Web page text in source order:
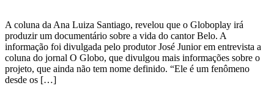
A coluna da Ana Luiza Santiago, revelou que o Globoplay irá
produzir um documentário sobre a vida do cantor Belo. A
informação foi divulgada pelo produtor José Junior em entrevista a
coluna do jornal O Globo, que divulgou mais informações sobre o
projeto, que ainda não tem nome definido. “Ele é um fenômeno
desde os […]